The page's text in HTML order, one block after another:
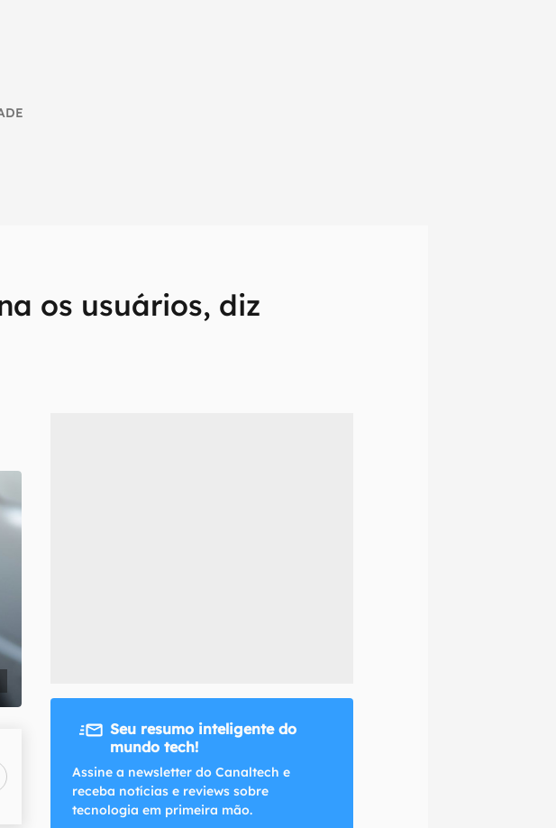
os usuários, diz
sobre tecnologia em primeira
de Privacidade do Canaltech.
Seu resumo inteligente do
mundo tech!
Assine a newsletter do Canaltech e
receba notícias e reviews sobre
tecnologia em primeira mão.